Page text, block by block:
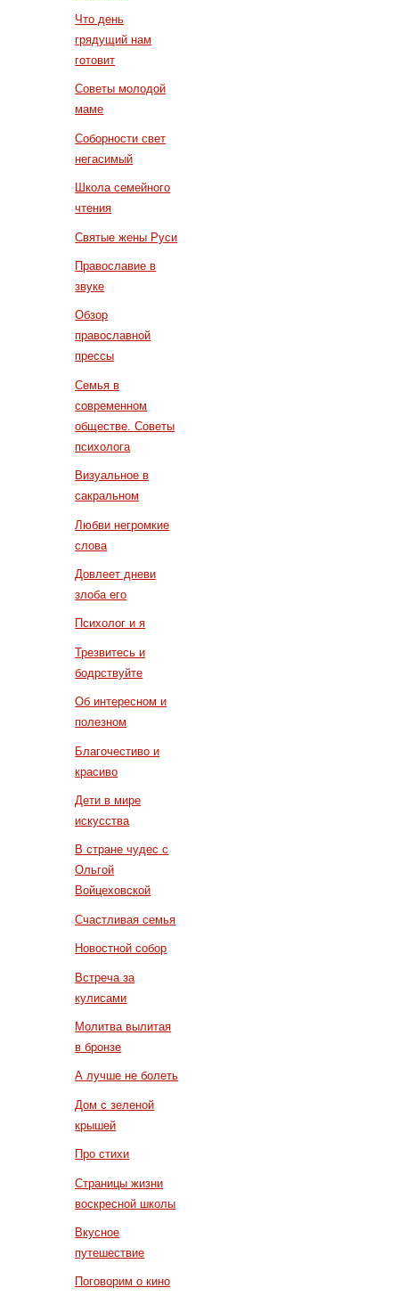
Что день
грядущий нам
готовит
Советы молодой
маме
Соборности свет
негасимый
Школа семейного
чтения
Святые жены Руси
Православие в
звуке
Обзор
православной
прессы
Семья в
современном
обществе. Советы
психолога
Визуальное в
сакральном
Любви негромкие
слова
Довлеет дневи
злоба его
Психолог и я
Трезвитесь и
бодрствуйте
Об интересном и
полезном
Благочестиво и
красиво
Дети в мире
искусства
В стране чудес с
Ольгой
Войцеховской
Счастливая семья
Новостной собор
Встреча за
кулисами
Молитва вылитая
в бронзе
А лучше не болеть
Дом с зеленой
крышей
Про стихи
Страницы жизни
воскресной школы
Вкусное
путешествие
Поговорим о кино